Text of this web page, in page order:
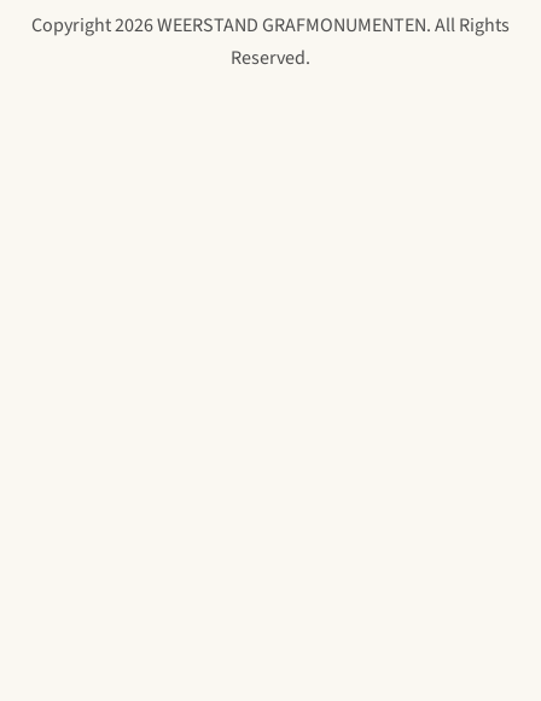
Copyright 2026 WEERSTAND GRAFMONUMENTEN. All Rights
Reserved.